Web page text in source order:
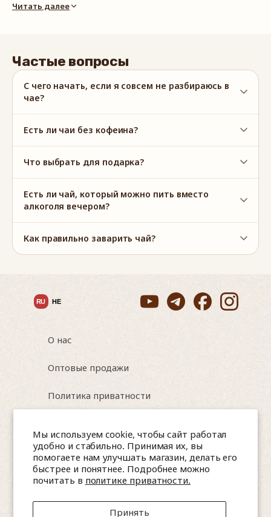
Мы используем cookie, чтобы сайт работал
удобно и стабильно. Принимая их, вы
помогаете нам улучшать магазин, делать его
быстрее и понятнее. Подробнее можно
почитать в политике приватности.
Принять
далее заваривать из расчета 2 г на 100 мл воды (~ 100°C),
настаивать 1-2 минуты. Мы советуем заваривать чай несколько
раз, постепенно увеличивая время настаивания.
Читать далее
Частые вопросы
С чего начать, если я совсем не разбираюсь в
чае?
Есть ли чаи без кофеина?
Что выбрать для подарка?
Есть ли чай, который можно пить вместо
алкоголя вечером?
Как правильно заварить чай?
О нас
Оптовые продажи
Политика приватности
Israel, Nesher, HaTa'asiya 8
RU HE